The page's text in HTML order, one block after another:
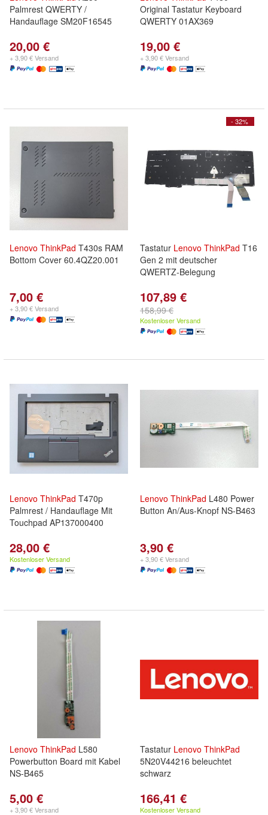
Palmrest QWERTY /
Handauflage SM20F16545
20,00 €
+ 3,90 € Versand
Original Tastatur Keyboard
QWERTY 01AX369
19,00 €
+ 3,90 € Versand
Lenovo ThinkPad T430s RAM
Bottom Cover 60.4QZ20.001
7,00 €
+ 3,90 € Versand
- 32%
Tastatur Lenovo ThinkPad T16
Gen 2 mit deutscher
QWERTZ-Belegung
107,89 €
158,99 €
Kostenloser Versand
Lenovo ThinkPad T470p
Palmrest / Handauflage Mit
Touchpad AP137000400
28,00 €
Kostenloser Versand
Lenovo ThinkPad L480 Power
Button An/Aus-Knopf NS-B463
3,90 €
+ 3,90 € Versand
Lenovo ThinkPad L580
Powerbutton Board mit Kabel
NS-B465
5,00 €
+ 3,90 € Versand
Tastatur Lenovo ThinkPad
5N20V44216 beleuchtet
schwarz
166,41 €
Kostenloser Versand